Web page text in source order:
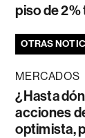
piso de
OTRAS
MERCADOS
¿Hasta
acciones
optimista,